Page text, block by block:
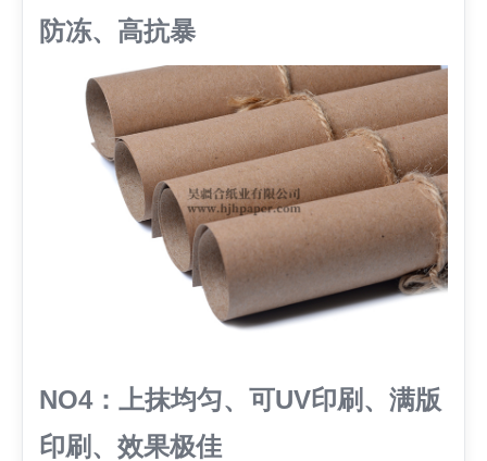
防冻、高抗暴
NO4：上抹均匀、可UV印刷、满版
印刷、效果极佳